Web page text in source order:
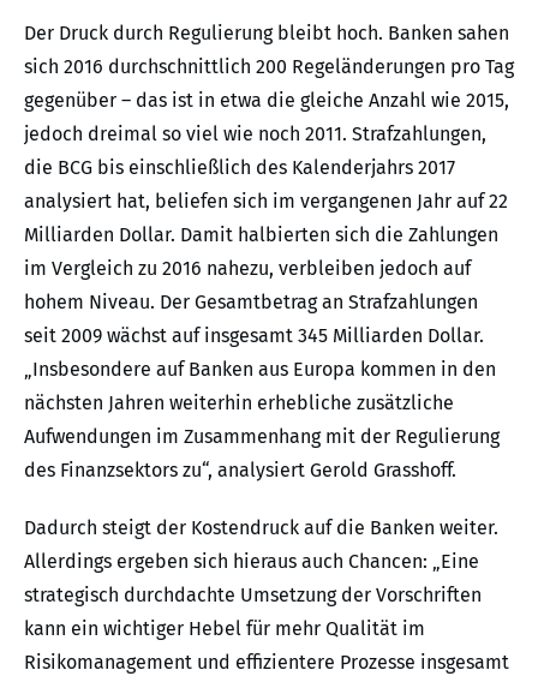
Der Druck durch Regulierung bleibt hoch. Banken sahen
sich 2016 durchschnittlich 200 Regeländerungen pro Tag
gegenüber – das ist in etwa die gleiche Anzahl wie 2015,
jedoch dreimal so viel wie noch 2011. Strafzahlungen,
die BCG bis einschließlich des Kalenderjahrs 2017
analysiert hat, beliefen sich im vergangenen Jahr auf 22
Milliarden Dollar. Damit halbierten sich die Zahlungen
im Vergleich zu 2016 nahezu, verbleiben jedoch auf
hohem Niveau. Der Gesamtbetrag an Strafzahlungen
seit 2009 wächst auf insgesamt 345 Milliarden Dollar.
„Insbesondere auf Banken aus Europa kommen in den
nächsten Jahren weiterhin erhebliche zusätzliche
Aufwendungen im Zusammenhang mit der Regulierung
des Finanzsektors zu“, analysiert Gerold Grasshoff.
Dadurch steigt der Kostendruck auf die Banken weiter.
Allerdings ergeben sich hieraus auch Chancen: „Eine
strategisch durchdachte Umsetzung der Vorschriften
kann ein wichtiger Hebel für mehr Qualität im
Risikomanagement und effizientere Prozesse insgesamt